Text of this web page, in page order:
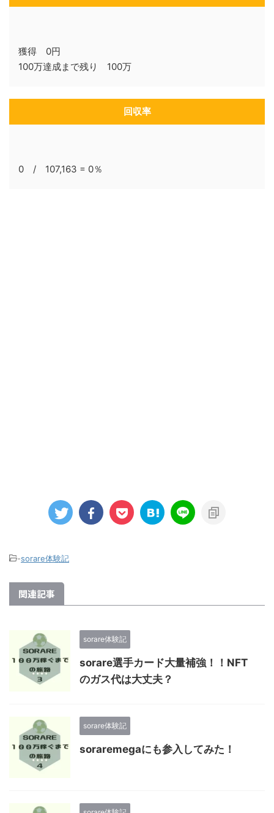
獲得 0円
100万達成まで残り 100万
回収率
0 / 107,163 = 0％
-sorare体験記
関連記事
sorare体験記
sorare選手カード大量補強！！NFT
のガス代は大丈夫？
sorare体験記
soraremegaにも参入してみた！